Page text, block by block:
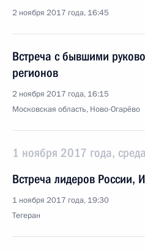
2 ноября 2017 года, 16:45
Встреча с бывшими
регионов
2 ноября 2017 года, 16:15
Московская область, Ново-Огарёво
1 ноября 2017 года, среда
Встреча лидеров России,
1 ноября 2017 года, 19:30
Тегеран